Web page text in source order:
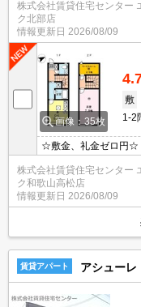
株式会社賃貸住宅センター
ク北部店
情報更新日 2026/08/09
画像：35枚
敷
1-2
☆敷金、礼金ゼロ円☆
は、賃貸住宅センター
株式会社賃貸住宅センター
ク和歌山高松店
情報更新日 2026/08/09
賃貸アパート アシューレ